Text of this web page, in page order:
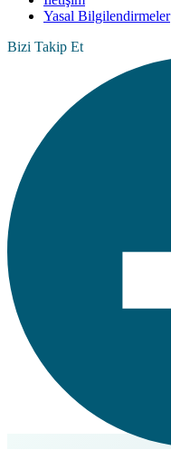
Yasal Bilgilendirmeler
Bizi Takip Et